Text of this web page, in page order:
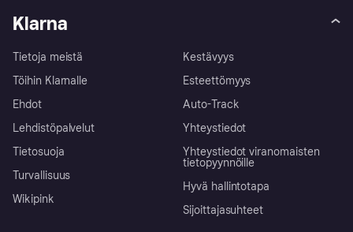
Klarna
Tietoja meistä
Töihin Klarnalle
Ehdot
Lehdistöpalvelut
Tietosuoja
Turvallisuus
Wikipink
Kestävyys
Esteettömyys
Auto-Track
Yhteystiedot
Yhteystiedot viranomaisten
tietopyynnöille
Hyvä hallintotapa
Sijoittajasuhteet